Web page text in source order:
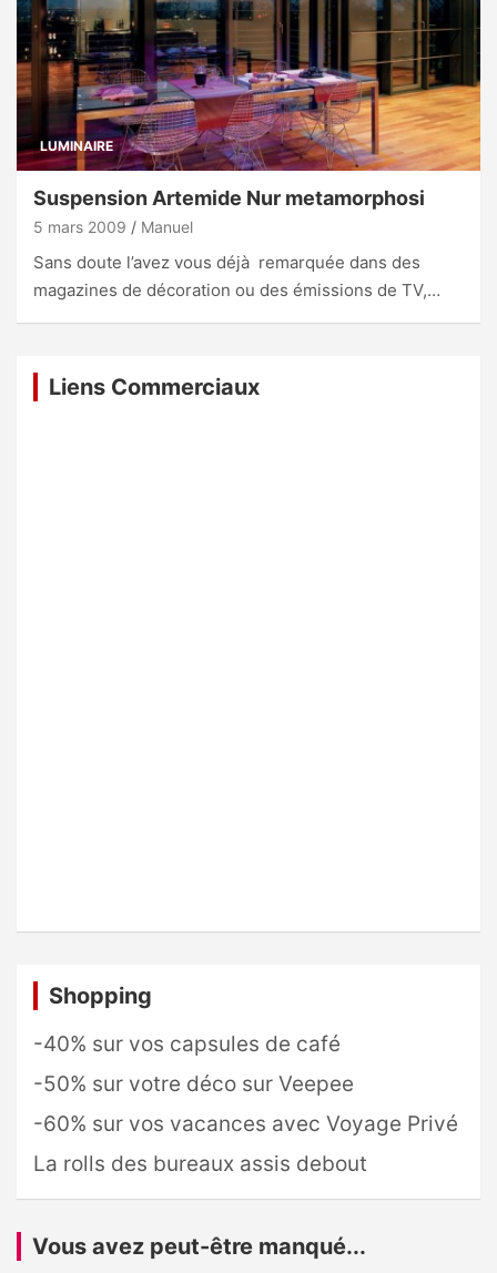
LUMINAIRE
Suspension Artemide Nur metamorphosi
5 mars 2009 Manuel
Sans doute l’avez vous déjà remarquée dans des
magazines de décoration ou des émissions de TV,…
Liens Commerciaux
Shopping
-40% sur vos capsules de café
-50% sur votre déco sur Veepee
-60% sur vos vacances avec Voyage Privé
La rolls des bureaux assis debout
Vous avez peut-être manqué...